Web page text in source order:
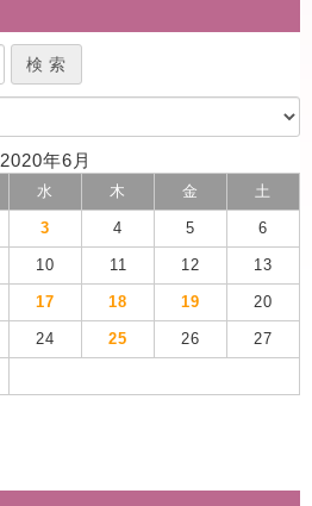
2020年6月
水 木 金 土
3 4 5 6
10 11 12 13
17 18 19 20
24 25 26 27